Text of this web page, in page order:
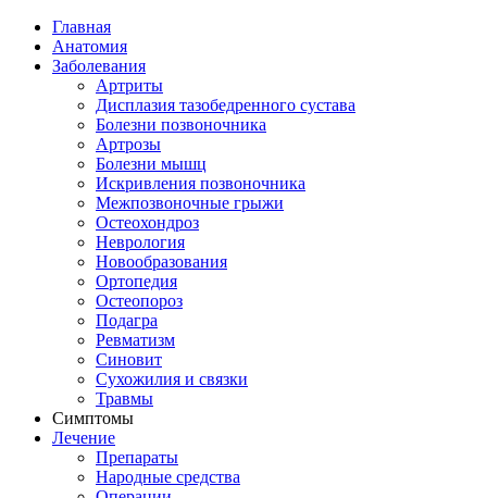
Главная
Анатомия
Заболевания
Артриты
Дисплазия тазобедренного сустава
Болезни позвоночника
Артрозы
Болезни мышц
Искривления позвоночника
Межпозвоночные грыжи
Остеохондроз
Неврология
Новообразования
Ортопедия
Остеопороз
Подагра
Ревматизм
Синовит
Сухожилия и связки
Травмы
Симптомы
Лечение
Препараты
Народные средства